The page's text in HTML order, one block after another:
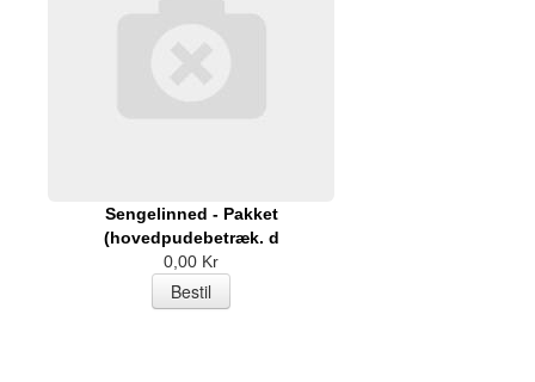
Sengelinned - Pakket
(hovedpudebetræk. d
0,00 Kr